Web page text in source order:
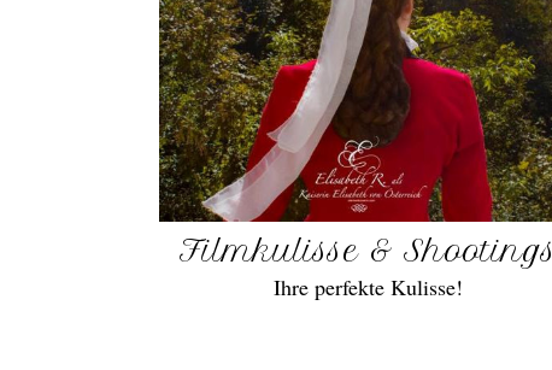
Filmkulisse & Shootings
Ihre perfekte Kulisse!